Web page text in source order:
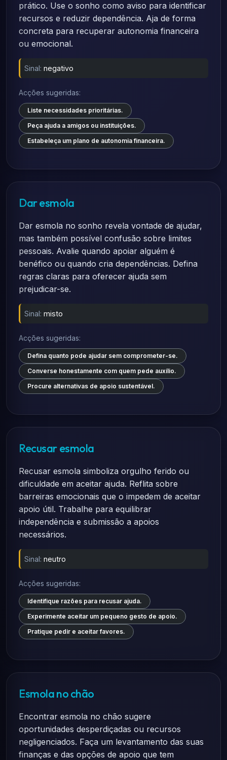
prático. Use o sonho como aviso para identificar
recursos e reduzir dependência. Aja de forma
concreta para recuperar autonomia financeira
ou emocional.
Sinal: negativo
Acções sugeridas:
Liste necessidades prioritárias.
Peça ajuda a amigos ou instituições.
Estabeleça um plano de autonomia financeira.
Dar esmola
Dar esmola no sonho revela vontade de ajudar,
mas também possível confusão sobre limites
pessoais. Avalie quando apoiar alguém é
benéfico ou quando cria dependências. Defina
regras claras para oferecer ajuda sem
prejudicar-se.
Sinal: misto
Acções sugeridas:
Defina quanto pode ajudar sem comprometer-se.
Converse honestamente com quem pede auxílio.
Procure alternativas de apoio sustentável.
Recusar esmola
Recusar esmola simboliza orgulho ferido ou
dificuldade em aceitar ajuda. Reflita sobre
barreiras emocionais que o impedem de aceitar
apoio útil. Trabalhe para equilibrar
independência e submissão a apoios
necessários.
Sinal: neutro
Acções sugeridas:
Identifique razões para recusar ajuda.
Experimente aceitar um pequeno gesto de apoio.
Pratique pedir e aceitar favores.
Esmola no chão
Encontrar esmola no chão sugere
oportunidades desperdiçadas ou recursos
negligenciados. Faça um levantamento das suas
finanças e das opções de apoio que tem